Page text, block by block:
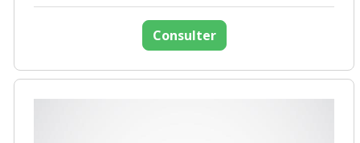
Consulter